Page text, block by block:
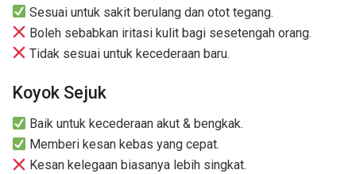
Sesuai untuk sakit berulang dan otot tegang.
Boleh sebabkan iritasi kulit bagi sesetengah orang.
Tidak sesuai untuk kecederaan baru.
Koyok Sejuk
Baik untuk kecederaan akut & bengkak.
Memberi kesan kebas yang cepat.
Kesan kelegaan biasanya lebih singkat.